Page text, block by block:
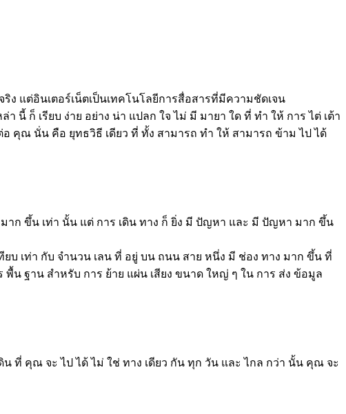
ง แต่อินเตอร์เน็ตเป็นเทคโนโลยีการสื่อสารที่มีความชัดเจน
นี้ ก็ เรียบ ง่าย อย่าง น่า แปลก ใจ ไม่ มี มายา ใด ที่ ทํา ให้ การ ไต่ เต้า
คุณ นั่น คือ ยุทธวิธี เดียว ที่ ทั้ง สามารถ ทํา ให้ สามารถ ข้าม ไป ได้
มาก ขึ้น เท่า นั้น แต่ การ เดิน ทาง ก็ ยิ่ง มี ปัญหา และ มี ปัญหา มาก ขึ้น
ทียบ เท่า กับ จํานวน เลน ที่ อยู่ บน ถนน สาย หนึ่ง มี ช่อง ทาง มาก ขึ้น ที่
น ฐาน สําหรับ การ ย้าย แผ่น เสียง ขนาด ใหญ่ ๆ ใน การ ส่ง ข้อมูล
ที่ คุณ จะ ไป ได้ ไม่ ใช่ ทาง เดียว กัน ทุก วัน และ ไกล กว่า นั้น คุณ จะ